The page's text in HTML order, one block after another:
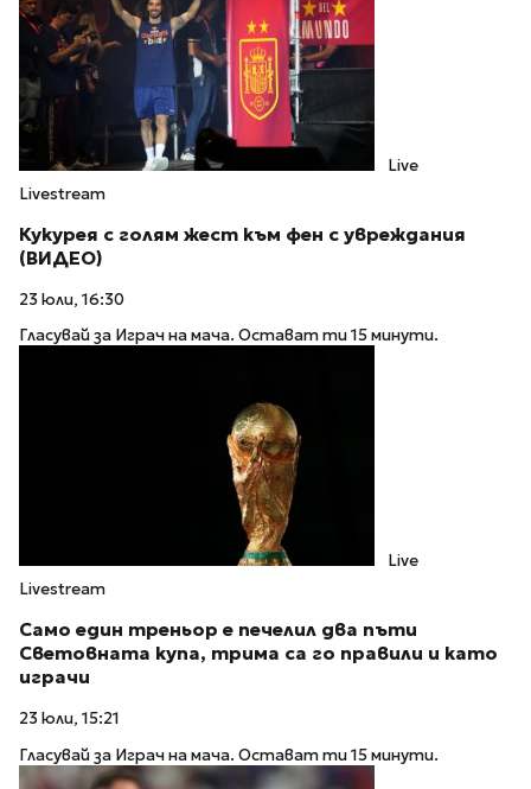
Live
Livestream
Кукурея с голям жест към фен с увреждания
(ВИДЕО)
23 юли, 16:30
Гласувай за Играч на мача. Остават ти 15 минути.
Live
Livestream
Само един треньор е печелил два пъти
Световната купа, трима са го правили и като
играчи
23 юли, 15:21
Гласувай за Играч на мача. Остават ти 15 минути.